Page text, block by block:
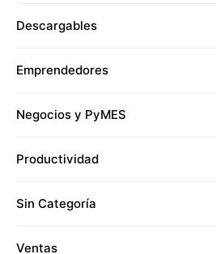
Descargables
Emprendedores
Negocios y PyMES
Productividad
Sin Categoría
Ventas